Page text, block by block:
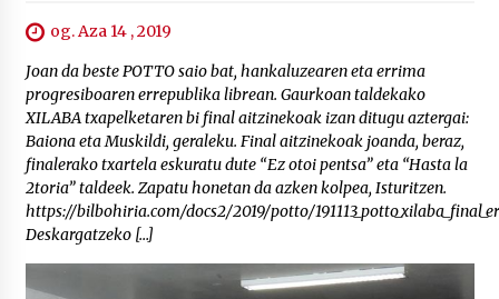
og. Aza 14 , 2019
Joan da beste POTTO saio bat, hankaluzearen eta errima
progresiboaren errepublika librean. Gaurkoan taldekako
XILABA txapelketaren bi final aitzinekoak izan ditugu aztergai:
Baiona eta Muskildi, geraleku. Final aitzinekoak joanda, beraz,
finalerako txartela eskuratu dute “Ez otoi pentsa” eta “Hasta la
2toria” taldeek. Zapatu honetan da azken kolpea, Isturitzen.
https://bilbohiria.com/docs2/2019/potto/
Deskargatzeko […]